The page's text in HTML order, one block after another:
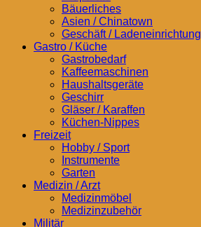
Bäuerliches
Asien / Chinatown
Geschäft / Ladeneinrichtung
Gastro / Küche
Gastrobedarf
Kaffeemaschinen
Haushaltsgeräte
Geschirr
Gläser / Karaffen
Küchen-Nippes
Freizeit
Hobby / Sport
Instrumente
Garten
Medizin / Arzt
Medizinmöbel
Medizinzubehör
Militär